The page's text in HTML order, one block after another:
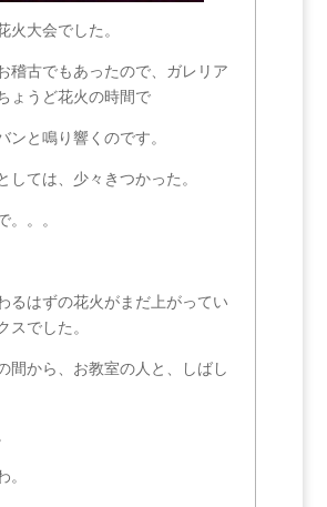
火大会でした。
稽古でもあったので、ガレリア
ょうど花火の時間で
ンと鳴り響くのです。
しては、少々きつかった。
。。。
るはずの花火がまだ上がってい
スでした。
間から、お教室の人と、しばし
。